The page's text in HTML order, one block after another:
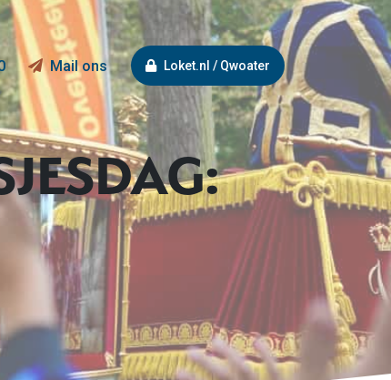
Mail ons Loket.nl / Qwoater